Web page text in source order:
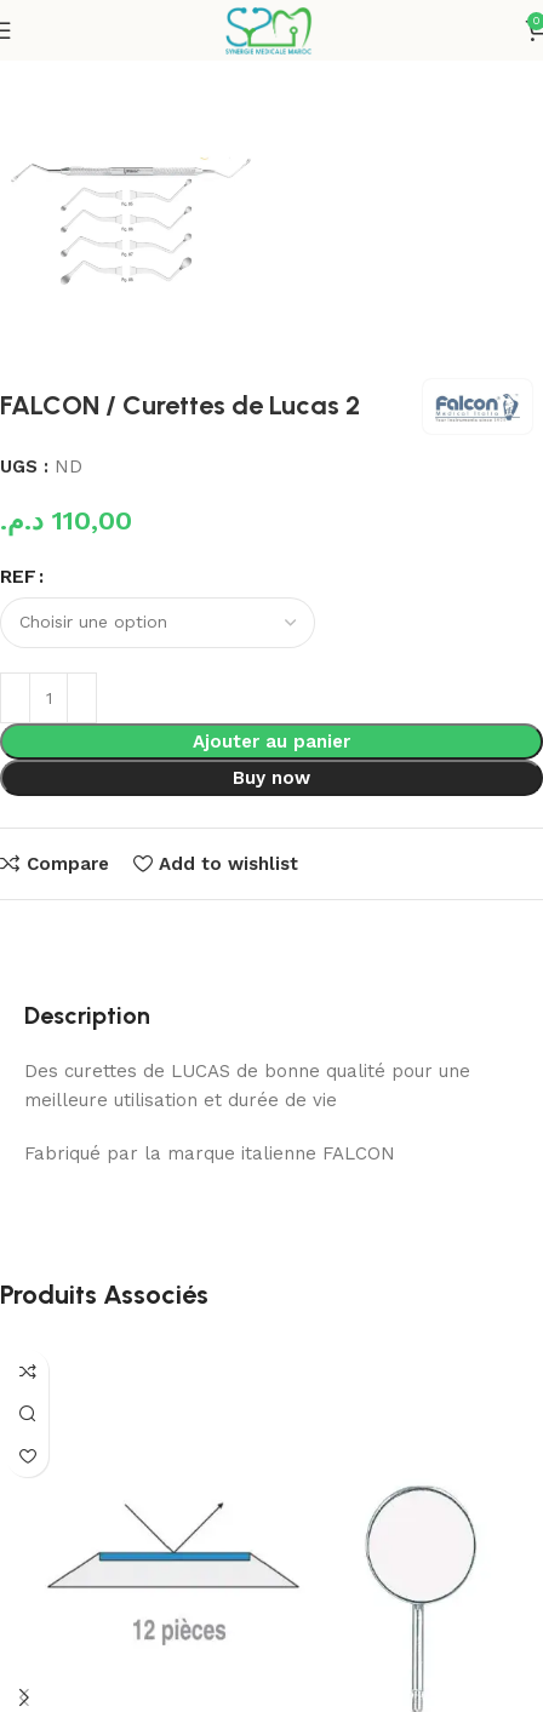
0
FALCON / Curettes de Lucas 2
UGS : ND
110,00 د.م.
REF
Ajouter au panier
Buy now
Compare Add to wishlist
Description
Des curettes de LUCAS de bonne qualité pour une
meilleure utilisation et durée de vie
Fabriqué par la marque italienne FALCON
Produits Associés